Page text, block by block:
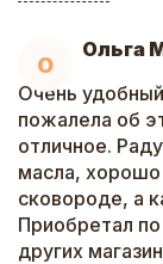
О
Ольга
Очень
пожалела об
отличное.
масла,
сковороде, а
Приобретал
других